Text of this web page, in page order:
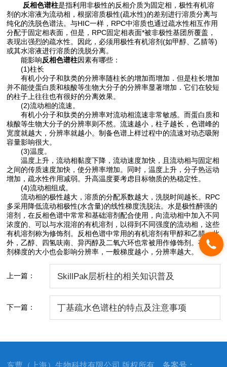
反相色谱柱是指利用非极性的反相介质为固定相，极性有机溶
剂的水溶液为流动相，根据溶质极性(疏水性)的差别进行溶质分离与
纯化的洗脱色谱法。与HIC一样，RPC中溶质也通过疏水性相互作用
分配于固定相表面，但是，RPC固定相表面*被非极性基团所覆盖，
表现出强烈的疏水性。因此，必须用极性有机溶剂(如甲醇、乙腈等)
或其水溶液进行溶质的洗脱分离。
能影响反相色谱柱因素有哪些：
(1)柱长
有机小分子和肽类的分辨率随柱长的增加而增加．但是柱长增加
并不能使蛋白质和核酸等生物大分子的分辨率显著增加．它们在较短
的柱子上往往也有很好的分离效果。
(2)流动相的流速。
有机小分子和肽类的分辨率对流动相流速非常敏感。而蛋白质和
核酸等生物大分子的分辨率则不然。流速越小，柱子越长，色谱峰的
宽度就越大，分辨率就越小。制备色谱上样过程中的流速对动态吸附
容量影响很大。
(3)温度。
温度上升，流动相黏度下降，流动速度加快，且流动相与固定相
之间的传质速度加快，使分辨率增加。同时，温度上升，分子热运动
增加，疏水性作用减弱。升高温度要考虑目标物质的热稳定性。
(4)流动相组成。
流动相的极性越大，溶质的分配系数越大，洗脱时间越长。RPC
多采用降低流动相极性(水含量)的线性梯度洗脱法。水是极性醉强的
溶剂，在反相色谱中常常和基础溶剂配合使用，向流动相中加入不同
浓度的、可以与水混溶的有机溶剂，以得到不同强度的流动相，这些
有机溶剂称为修饰剂。反相色谱中常用的有机溶剂有甲醇和乙腈。此
外，乙醇、四氢呋南、异丙醇及二氧六环也常被用作修饰剂。有机溶
剂梯度的大小也会影响分辨率，一般梯度越小，分辨率越大。
上一篇： SkillPak层析柱的相关知识普及
下一篇： 丁基疏水色谱柱的特点及注意事项
东曹（上海）生物科技有限公司 版权所有备案号：